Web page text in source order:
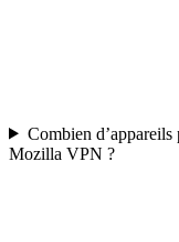
Combien
Mozilla VPN ?